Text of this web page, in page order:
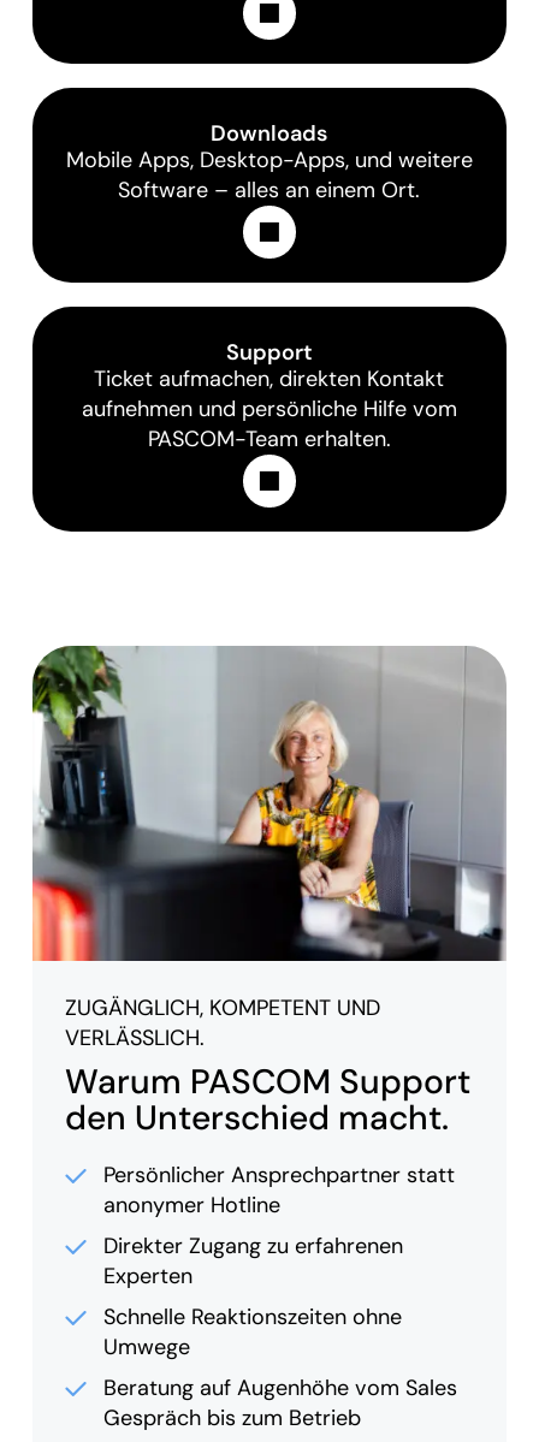
Learn More
Downloads
Mobile Apps, Desktop-Apps, und weitere
Software – alles an einem Ort.
Learn More
Support
Ticket aufmachen, direkten Kontakt
aufnehmen und persönliche Hilfe vom
PASCOM-Team erhalten.
Learn More
ZUGÄNGLICH, KOMPETENT UND
VERLÄSSLICH.
Warum PASCOM Support
den Unterschied macht.
Persönlicher Ansprechpartner statt
anonymer Hotline
Direkter Zugang zu erfahrenen
Experten
Schnelle Reaktionszeiten ohne
Umwege
Beratung auf Augenhöhe vom Sales
Gespräch bis zum Betrieb